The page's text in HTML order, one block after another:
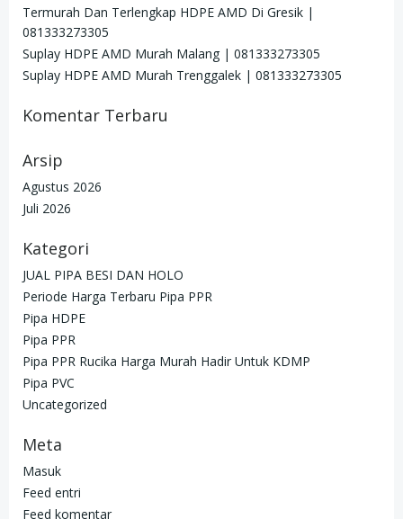
Termurah Dan Terlengkap HDPE AMD Di Gresik |
081333273305
Suplay HDPE AMD Murah Malang | 081333273305
Suplay HDPE AMD Murah Trenggalek | 081333273305
Komentar Terbaru
Arsip
Agustus 2026
Juli 2026
Kategori
JUAL PIPA BESI DAN HOLO
Periode Harga Terbaru Pipa PPR
Pipa HDPE
Pipa PPR
Pipa PPR Rucika Harga Murah Hadir Untuk KDMP
Pipa PVC
Uncategorized
Meta
Masuk
Feed entri
Feed komentar